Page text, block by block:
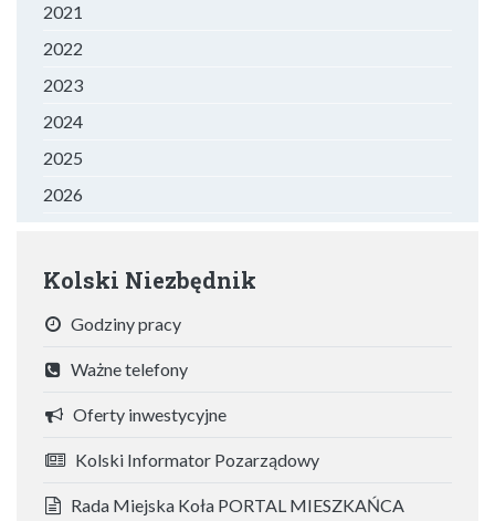
2021
2022
2023
2024
2025
2026
Kolski Niezbędnik
Godziny pracy
Ważne telefony
Oferty inwestycyjne
Kolski Informator Pozarządowy
Rada Miejska Koła PORTAL MIESZKAŃCA